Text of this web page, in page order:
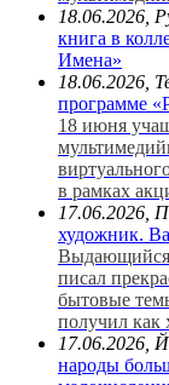
18.06.2026,
книга в
Имена»
18.06.2026,
программе
18 июня
в рамках
17.06.2026,
художник.
Выдающийся
писал
бытовые
получил как
17.06.2026,
народы